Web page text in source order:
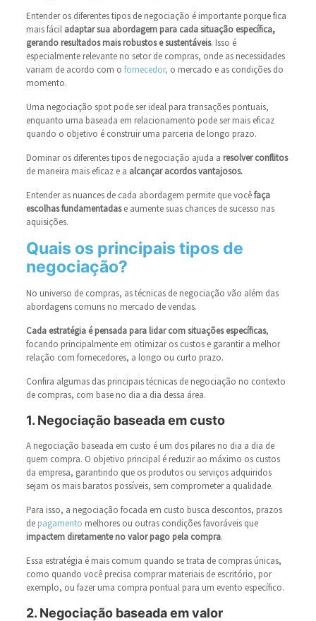
Entender os diferentes tipos de negociação é importante porque fica
mais fácil adaptar sua abordagem para cada situação específica,
gerando resultados mais robustos e sustentáveis. Isso é
especialmente relevante no setor de compras, onde as necessidades
variam de acordo com o fornecedor, o mercado e as condições do
momento.
Uma negociação spot pode ser ideal para transações pontuais,
enquanto uma baseada em relacionamento pode ser mais eficaz
quando o objetivo é construir uma parceria de longo prazo.
Dominar os diferentes tipos de negociação ajuda a resolver conflitos
de maneira mais eficaz e a alcançar acordos vantajosos.
Entender as nuances de cada abordagem permite que vocêfaça
escolhas fundamentadase aumente suas chances de sucesso nas
aquisições.
Quais os principais tipos de
negociação?
No universo de compras, as técnicas de negociação vão além das
abordagens comuns no mercado de vendas.
Cada estratégia é pensada para lidar com situações específicas,
focando principalmente em otimizar os custos e garantir a melhor
relação com fornecedores, a longo ou curto prazo.
Confira algumas das principais técnicas de negociação no contexto
de compras, com base no dia a dia dessa área.
1. Negociação baseada em custo
A negociação baseada em custo é um dos pilares no dia a dia de
quem compra. O objetivo principal é reduzir ao máximo os custos
da empresa, garantindo que os produtos ou serviços adquiridos
sejam os mais baratos possíveis, sem comprometer a qualidade.
Para isso, a negociação focada em custo busca descontos, prazos
de pagamento melhores ou outras condições favoráveis que
impactem diretamente no valor pago pela compra.
Essa estratégia é mais comum quando se trata de compras únicas,
como quando você precisa comprar materiais de escritório, por
exemplo, ou fazer uma compra pontual para um evento específico.
2. Negociação baseada em valor